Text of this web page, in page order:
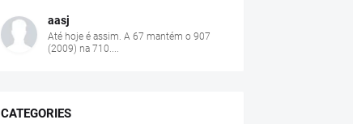
aasj
Até hoje é assim. A 67 mantém o 907
(2009) na 710....
CATEGORIES